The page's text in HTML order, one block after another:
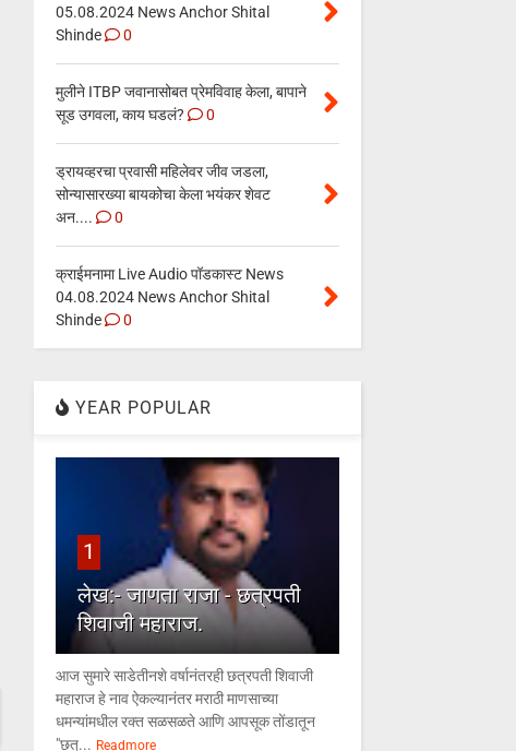
05.08.2024 News Anchor Shital
Shinde
0
मुलीने ITBP जवानासोबत प्रेमविवाह केला, बापाने
सूड उगवला, काय घडलं?
0
ड्रायव्हरचा प्रवासी महिलेवर जीव जडला,
सोन्यासारख्या बायकोचा केला भयंकर शेवट
अन....
0
क्राईमनामा Live Audio पॉडकास्ट News
04.08.2024 News Anchor Shital
Shinde
0
YEAR POPULAR
1
लेख:- जाणता राजा - छत्रपती
शिवाजी महाराज.
आज सुमारे साडेतीनशे वर्षानंतरही छत्रपती शिवाजी
महाराज हे नाव ऐकल्यानंतर मराठी माणसाच्या
धमन्यांमधील रक्त सळसळते आणि आपसूक तोंडातून
"छत्... Readmore